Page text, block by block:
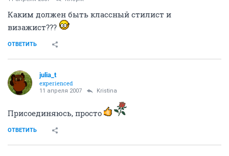
Каким должен быть классный стилист и
визажист???
ОТВЕТИТЬ
julia_t
experienced
11 апреля 2007 Kristina
Присоединяюсь, просто
ОТВЕТИТЬ